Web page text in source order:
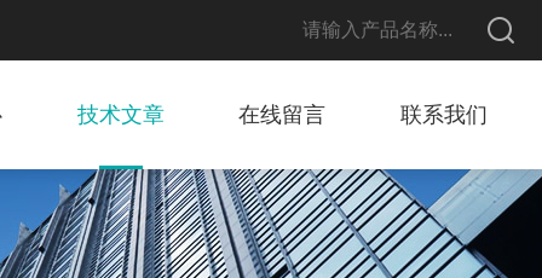
技术文章 在线留言 联系我们